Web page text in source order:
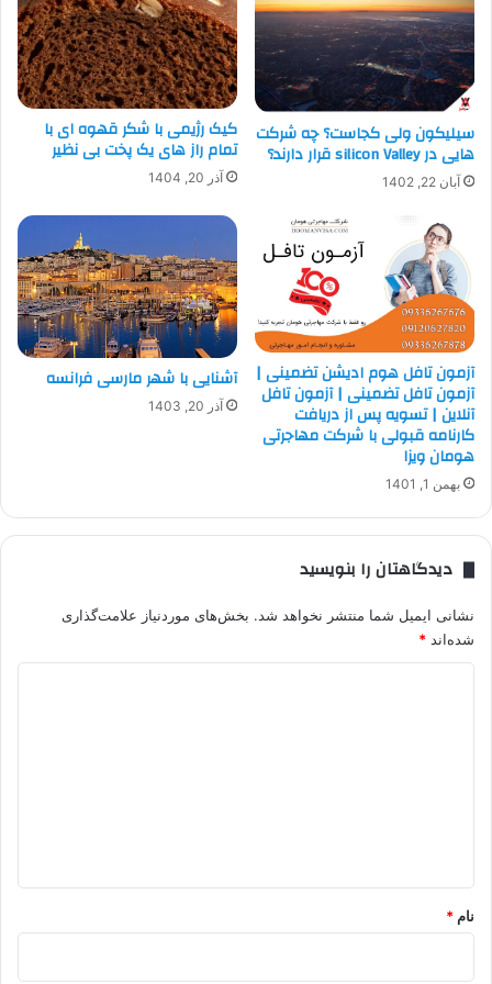
سیلیکون ولی کجاست؟ چه شرکت
هایی در silicon Valley قرار دارند؟
آبان 22, 1402
کیک رژیمی با شکر قهوه ای با
تمام راز های یک پخت بی‌ نظیر
آذر 20, 1404
آزمون تافل هوم ادیشن تضمینی |
آزمون تافل تضمینی | آزمون تافل
آنلاین | تسویه پس از دریافت
کارنامه قبولی با شرکت مهاجرتی
هومان ویزا
بهمن 1, 1401
آشنایی با شهر مارسی فرانسه
آذر 20, 1403
دیدگاهتان را بنویسید
نشانی ایمیل شما منتشر نخواهد شد. بخش‌های موردنیاز علامت‌گذاری
شده‌اند *
نام *